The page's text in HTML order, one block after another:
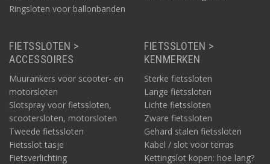
Ringsloten voor ballonbanden
FIETSSLOTEN >
ACCESSOIRES
Muurankers voor scooter- en
motorsloten
Slotspray voor fietssloten,
scootersloten, motorsloten
Tweede fietssloten
Fietsslot tasje
Fietsverlichting
FIETSSLOTEN >
KENMERKEN
Sterke fietssloten
Lange fietssloten
Lichte fietssloten
Zware fietssloten
Gehard stalen fietssloten
Kabel / slot voor terras
Kettingslot kopen: hoe lang?